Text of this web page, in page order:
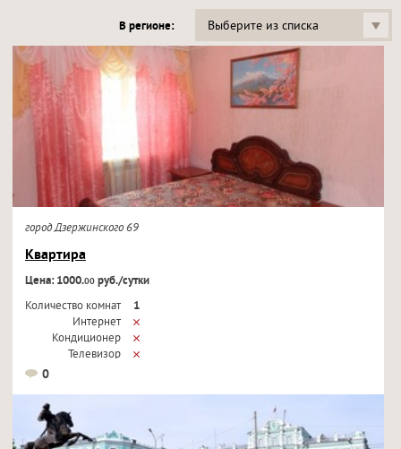
В регионе: Выберите из списка
город Дзержинского 69
Квартира
Цена: 1000.00руб./сутки
Количество комнат
1
Интернет
Кондиционер
Телевизор
0